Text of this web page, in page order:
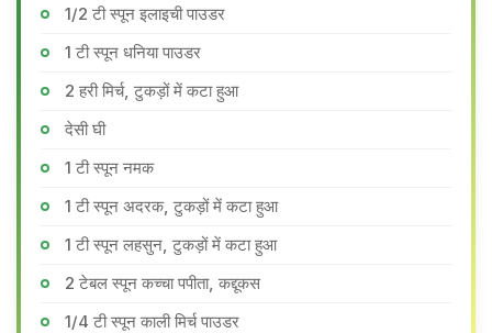
1/2 टी स्पून इलाइची पाउडर
1 टी स्पून धनिया पाउडर
2 हरी मिर्च, टुकड़ों में कटा हुआ
देसी घी
1 टी स्पून नमक
1 टी स्पून अदरक, टुकड़ों में कटा हुआ
1 टी स्पून लहसुन, टुकड़ों में कटा हुआ
2 टेबल स्पून कच्चा पपीता, कद्दूकस
1/4 टी स्पून काली मिर्च पाउडर